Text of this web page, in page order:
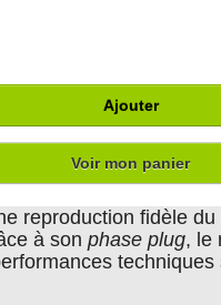
Ajouter
Voir mon panier
reproduction fidèle
à son phase plug, le